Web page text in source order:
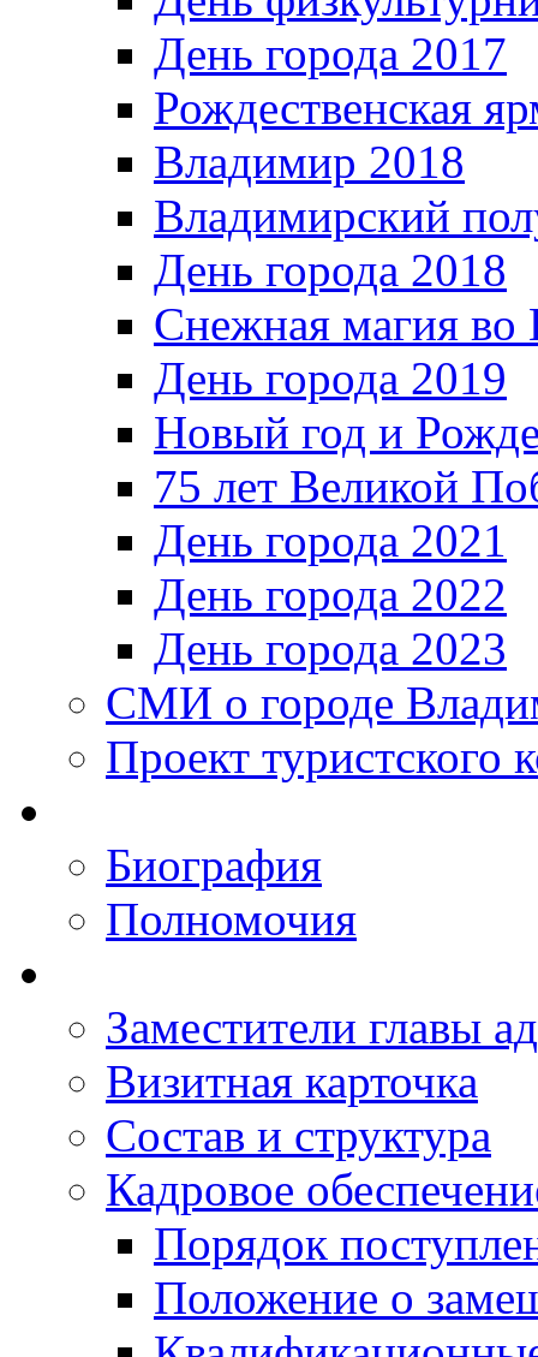
День города 2017
Рождественская
Владимир 2018
Владимирский
День города 2018
Снежная магия во
День города 2019
Новый год и
75 лет Великой
День города 2021
День города 2022
День города 2023
СМИ о городе
Проект туристского
Биография
Полномочия
Заместители главы
Визитная карточка
Состав и структура
Кадровое
Порядок
Положение о